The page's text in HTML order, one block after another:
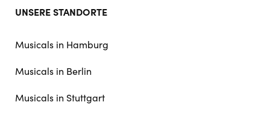
doormat
UNSERE STANDORTE
Musicals in Hamburg
Musicals in Berlin
Musicals in Stuttgart